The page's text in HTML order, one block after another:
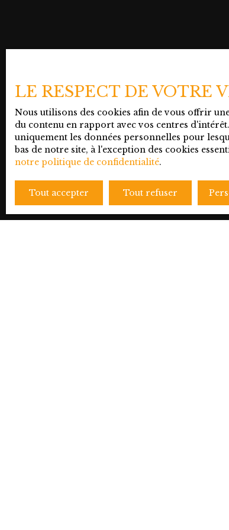
LE RESPECT DE VOTRE
Nous utilisons des cookies afin de vous offrir
du contenu en rapport avec vos centres
uniquement les données personnelles pour
bas de notre site, à l'exception des cookies
notre politique de confidentialité.
Tout accepter Tout refuser